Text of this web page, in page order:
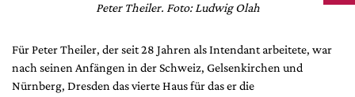
Peter Theiler. Foto: Ludwig Olah
Für Peter Theiler, der seit 28 Jahren als Intendant arbeitete, war
nach seinen Anfängen in der Schweiz, Gelsenkirchen und
Nürnberg, Dresden das vierte Haus für das er die